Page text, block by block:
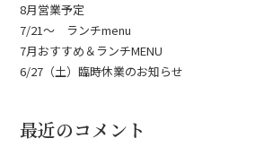
8月営業予定
7/21〜 ランチmenu
7月おすすめ＆ランチMENU
6/27（土）臨時休業のお知らせ
最近のコメント